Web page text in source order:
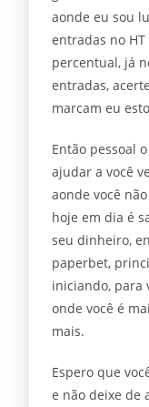
aonde eu sou
entradas no
percentual, já
entradas,
marcam eu
Então pessoal
ajudar a você
aonde você
hoje em dia é
seu dinheiro,
paperbet,
iniciando, para
onde você é
mais.
Espero que
e não deixe de